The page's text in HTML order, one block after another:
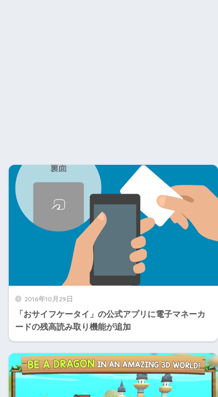
2016年10月29日
「おサイフケータイ」の公式アプリに電子マネーカ
ードの残高読み取り機能が追加